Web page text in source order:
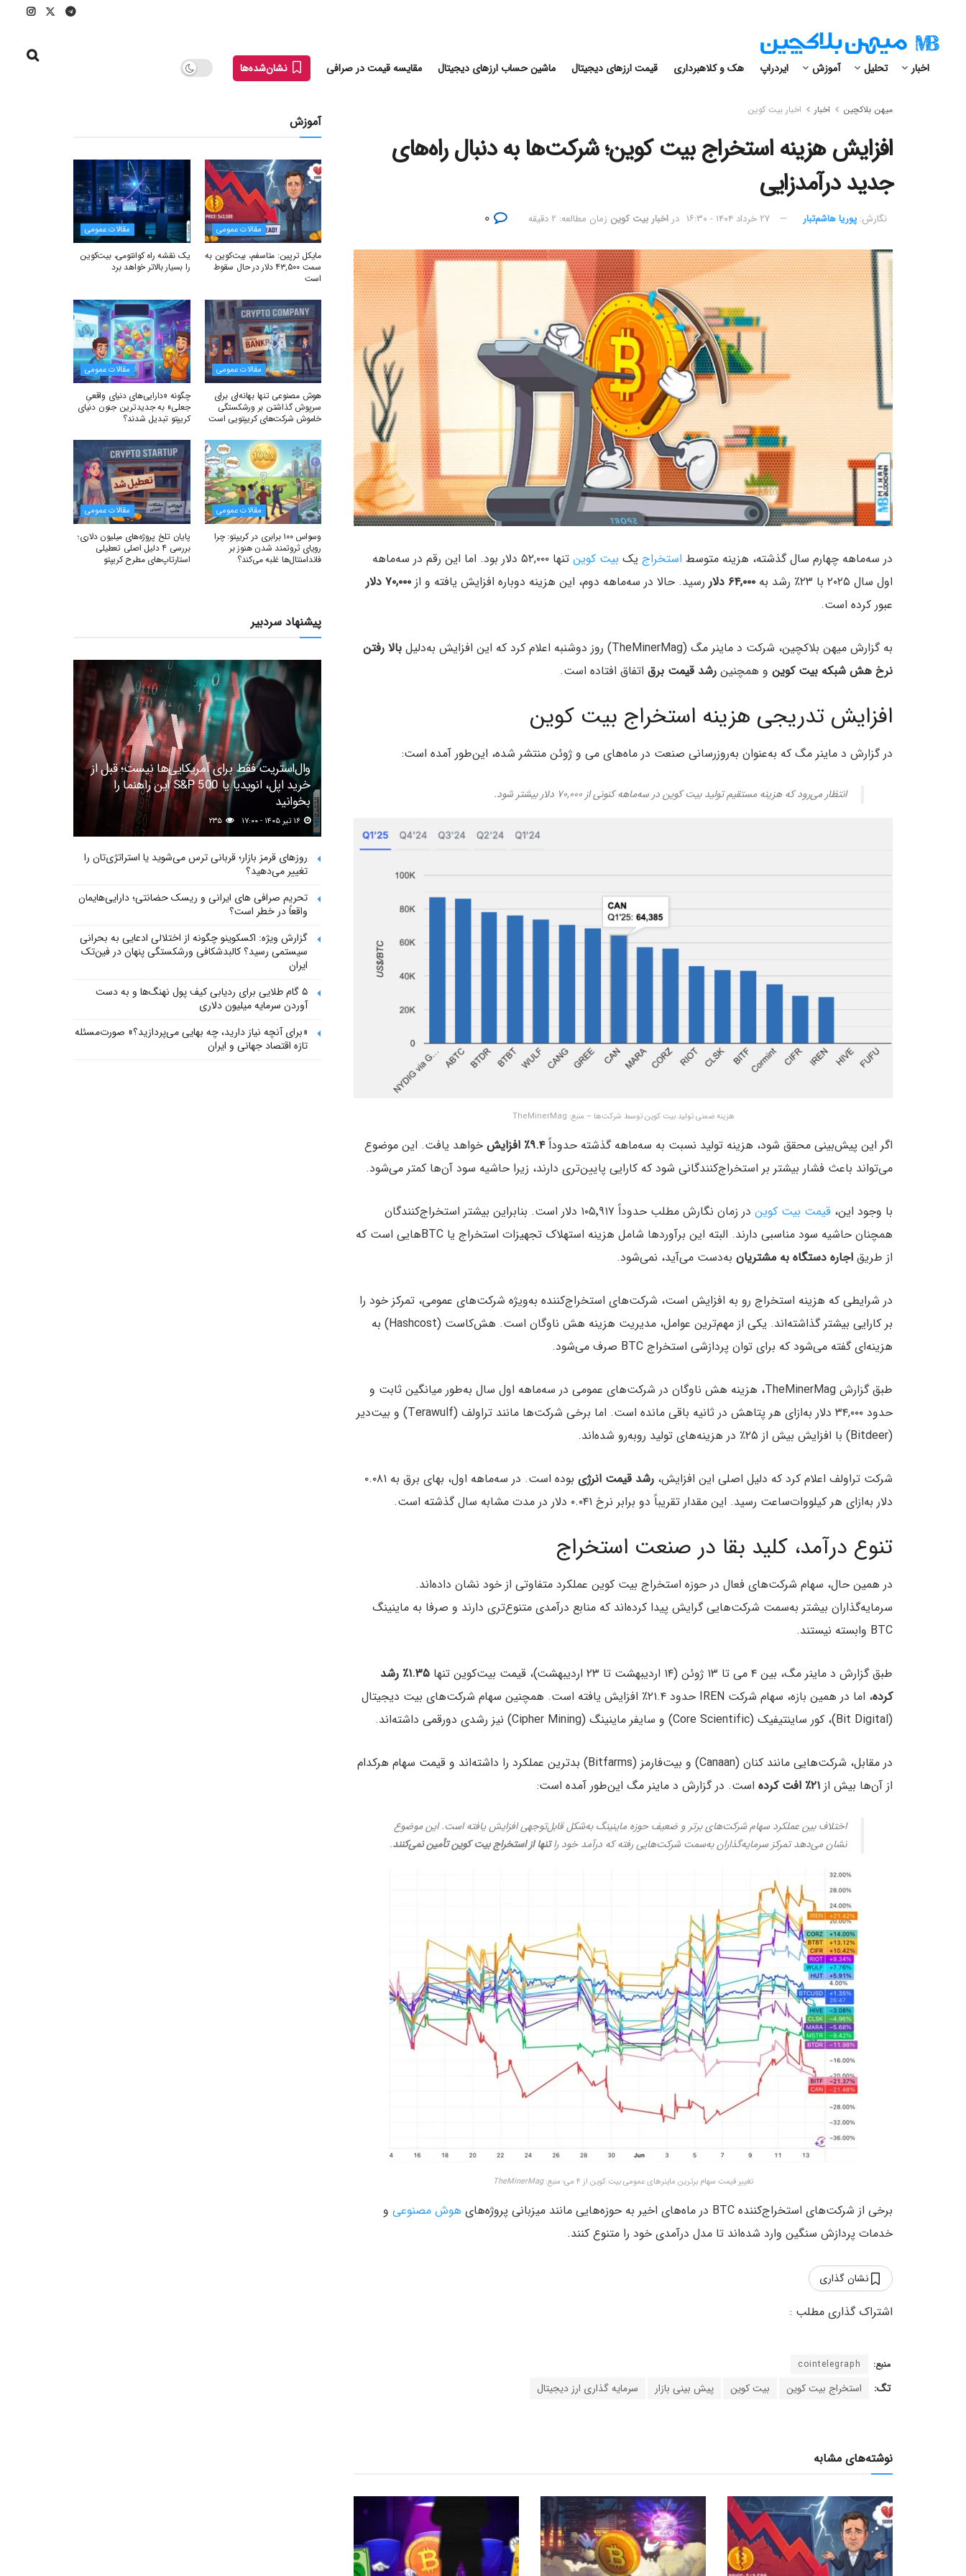
اخبار تحلیل آموزش ایردراپ هک و کلاهبرداری قیمت ارزهای دیجیتال ماشین حساب ارزهای دیجیتال مقایسه قیمت در صرافی نشان‌شده‌ها
میهن بلاکچین اخبار اخبار بیت کوین
افزایش هزینه استخراج بیت کوین؛ شرکت‌ها به دنبال راه‌های
جدید درآمدزایی
نگارش:‌ پوریا هاشم‌تبار ۲۷ خرداد ۱۴۰۴ - ۱۶:۳۰ در اخبار بیت کوین زمان مطالعه: ۲ دقیقه
در سه‌ماهه چهارم سال گذشته، هزینه متوسط استخراج یک بیت کوین
تنها ۵۲,۰۰۰ دلار بود. اما این رقم در سه‌ماهه
اول سال ۲۰۲۵ با ۲۳٪
رشد به ۶۴,۰۰۰ دلار رسید. حالا در سه‌ماهه دوم، این هزینه دوباره افزایش یافته و از ۷۰,۰۰۰ دلار
عبور کرده است.
به گزارش میهن بلاکچین، شرکت د ماینر مگ (TheMinerMag) روز دوشنبه اعلام کرد که این افزایش به‌دلیل
بالا رفتن
نرخ هش شبکه بیت کوین و همچنین رشد قیمت برق اتفاق افتاده است.
افزایش تدریجی هزینه استخراج بیت کوین
در گزارش د ماینر مگ که به‌عنوان به‌روزرسانی صنعت در ماه‌های می و ژوئن منتشر شده، این‌طور آمده است:
انتظار می‌رود که هزینه مستقیم تولید بیت کوین در سه‌ماهه کنونی از ۷۰,۰۰۰ دلار بیشتر شود.
هزینه ضمنی تولید بیت کوین توسط شرکت‌ها – منبع: TheMinerMag
اگر این پیش‌بینی محقق شود، هزینه تولید نسبت به سه‌ماهه گذشته حدوداً۹.۴٪ افزایش
خواهد یافت. این موضوع
می‌تواند باعث فشار بیشتر بر استخراج‌کنندگانی شود که کارایی پایین‌تری دارند، زیرا حاشیه سود آن‌ها کمتر می‌شود.
با وجود این، قیمت بیت کوین
در زمان نگارش مطلب حدوداً ۱۰۵٬۹۱۷ دلار است. بنابراین بیشتر استخراج‌کنندگان
همچنان حاشیه سود مناسبی دارند. البته این برآوردها شامل هزینه استهلاک تجهیزات استخراج یا BTCهایی است که
از طریق اجاره دستگاه به مشتریان به‌دست می‌آید، نمی‌شود.
در شرایطی که هزینه استخراج رو به افزایش است، شرکت‌های استخراج‌کننده به‌ویژه شرکت‌های عمومی، تمرکز خود را
بر کارایی بیشتر گذاشته‌اند. یکی از مهم‌ترین عوامل، مدیریت هزینه هش ناوگان است. هش‌کاست (Hashcost) به
هزینه‌ای گفته می‌شود که برای توان پردازشی استخراج BTC صرف می‌شود.
طبق گزارش TheMinerMag، هزینه هش ناوگان در شرکت‌های عمومی در سه‌ماهه اول سال به‌طور میانگین ثابت و
حدود ۳۴,۰۰۰ دلار به‌ازای هر پتا‌هش در ثانیه باقی مانده است. اما برخی شرکت‌ها مانند تراولف (Terawulf) و بیت‌دیر
(Bitdeer) با افزایش بیش از ۲۵٪ در هزینه‌های تولید روبه‌رو شده‌اند.
شرکت تراولف اعلام کرد که دلیل اصلی این افزایش، رشد قیمت انرژی
بوده است. در سه‌ماهه اول، بهای برق به ۰.۰۸۱
دلار به‌ازای هر کیلووات‌ساعت رسید. این مقدار تقریباً دو برابر نرخ ۰.۰۴۱ دلار در مدت مشابه سال گذشته است.
تنوع درآمد، کلید بقا در صنعت استخراج
در همین حال، سهام شرکت‌های فعال در حوزه استخراج بیت کوین عملکرد متفاوتی از خود نشان داده‌اند.
سرمایه‌گذاران بیشتر به‌سمت شرکت‌هایی گرایش پیدا کرده‌اند که منابع درآمدی متنوع‌تری دارند و صرفا به ماینینگ
BTC وابسته نیستند.
طبق گزارش د ماینر مگ، بین ۴ می تا ۱۳ ژوئن (۱۴ اردیبهشت تا ۲۳ اردیبهشت)، قیمت بیت‌کوین تنها
۱.۳۵٪ رشد
کرده
، اما در همین بازه، سهام شرکت IREN حدود ۲۱.۴٪ افزایش یافته است. همچنین سهام شرکت‌های بیت دیجیتال
(Bit Digital)، کور ساینتیفیک (Core Scientific) و سایفر ماینینگ (Cipher Mining) نیز رشدی دو‌رقمی داشته‌اند.
در مقابل، شرکت‌هایی مانند کنان (Canaan) و بیت‌فارمز (Bitfarms) بدترین عملکرد را داشته‌اند و قیمت سهام هرکدام
از آن‌ها بیش از ۲۱٪ افت کرده است. در گزارش د ماینر مگ این‌طور آمده است:
اختلاف بین عملکرد سهام شرکت‌های برتر و ضعیف حوزه ماینینگ به‌شکل قابل‌توجهی افزایش یافته است. این موضوع
نشان می‌دهد تمرکز سرمایه‌گذاران به‌سمت شرکت‌هایی رفته که درآمد خود راتنها از استخراج بیت کوین تأمین نمی‌کنند.
تغییر قیمت سهام برترین ماینرهای عمومی بیت کوین از ۴ می؛ منبع: TheMinerMag
برخی از شرکت‌های استخراج‌کننده BTC در ماه‌های اخیر به حوزه‌هایی مانند میزبانی پروژه‌های هوش مصنوعی و
خدمات پردازش‌ سنگین وارد شده‌اند تا مدل درآمدی خود را متنوع کنند.
نشان گذاری
منبع: cointelegraph
تگ: استخراج بیت کوین بیت کوین پیش بینی بازار سرمایه گذاری ارز دیجیتال
نوشته‌های مشابه
آموزش
مقالات عمومی
مایکل ترپین: متاسفم، بیت‌کوین به
سمت ۴۳,۵۰۰ دلار در حال سقوط
است
مقالات عمومی
یک نقشه راه کوانتومی، بیت‌کوین
را بسیار بالاتر خواهد برد
مقالات عمومی
هوش مصنوعی تنها بهانه‌ای برای
سرپوش گذاشتن بر ورشکستگی
خاموش شرکت‌های کریپتویی است
مقالات عمومی
چگونه «دارایی‌های دنیای واقعیِ
جعلی» به جدیدترین جنون دنیای
کریپتو تبدیل شدند؟
مقالات عمومی
وسواس ۱۰۰ برابری در کریپتو: چرا
رویای ثروتمند شدن هنوز بر
فاندامنتال‌ها غلبه می‌کند؟
مقالات عمومی
پایان تلخ پروژه‌های میلیون دلاری؛
بررسی ۴ دلیل اصلی تعطیلی
استارتاپ‌های مطرح کریپتو
پیشنهاد سردبیر
وال‌استریت فقط برای آمریکایی‌ها نیست؛ قبل از
خرید اپل، انویدیا یا S&P 500 این راهنما را
بخوانید
روزهای قرمز بازار؛ قربانی ترس می‌شوید یا استراتژی‌تان را
تغییر می‌دهید؟
تحریم صرافی های ایرانی و ریسک حضانتی؛ دارایی‌هایمان
واقعاً در خطر است؟
گزارش ویژه: اکسکوینو چگونه از اختلالی ادعایی به بحرانی
سیستمی رسید؟ کالبدشکافی ورشکستگی پنهان در فین‌تک
ایران
۵ گام طلایی برای ردیابی کیف پول‌ نهنگ‌ها و به دست
آوردن سرمایه میلیون دلاری
«برای آنچه نیاز دارید، چه بهایی می‌پردازید؟» صورت‌مسئله
تازه اقتصاد جهانی و ایران